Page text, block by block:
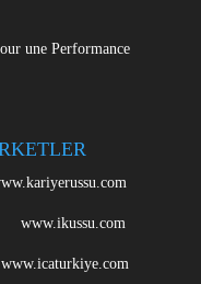
une Performance